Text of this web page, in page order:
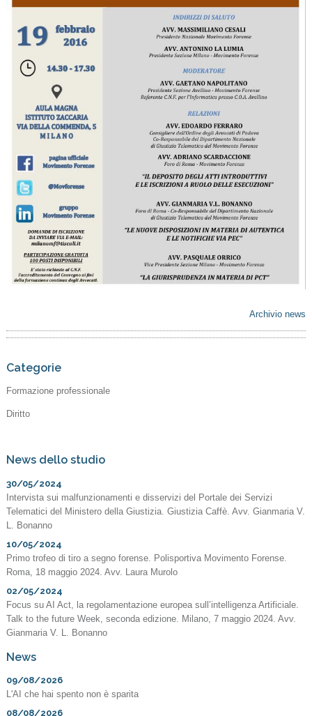
Archivio news
Categorie
Formazione professionale
Diritto
News dello studio
30/05/2024
Intervista sui malfunzionamenti e disservizi del Portale dei Servizi
Telematici del Ministero della Giustizia. Giustizia Caffè. Avv. Gianmaria V.
L. Bonanno
10/05/2024
Primo trofeo di tiro a segno forense. Polisportiva Movimento Forense.
Roma, 18 maggio 2024. Avv. Laura Murolo
02/05/2024
Focus su AI Act, la regolamentazione europea sull’intelligenza Artificiale.
Talk to the future Week, seconda edizione. Milano, 7 maggio 2024. Avv.
Gianmaria V. L. Bonanno
News
09/08/2026
L'AI che hai spento non è sparita
08/08/2026